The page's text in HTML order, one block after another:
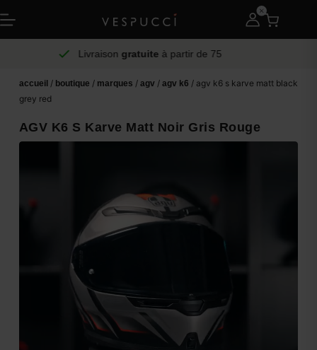
Livraison gratuite à partir de 75
accueil / boutique / marques / agv/ agv k6 / agv k6 s karve matt black
grey red
AGV K6 S Karve Matt Noir Gris Rouge